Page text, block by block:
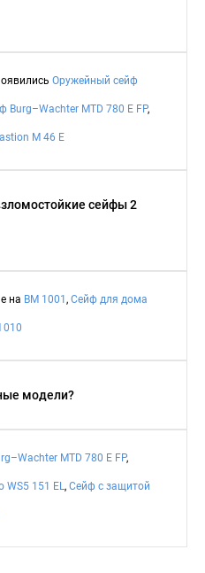
Оружейный сейф
Burg–Wachter MTD 780 E FP,
M 46 E
сейфы 2
на BM 1001 , Сейф для дома
010
модели?
MTD 780 E FP,
151 EL , Сейф с защитой